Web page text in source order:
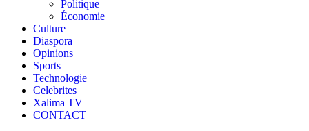
Politique
Économie
Culture
Diaspora
Opinions
Sports
Technologie
Celebrites
Xalima TV
CONTACT